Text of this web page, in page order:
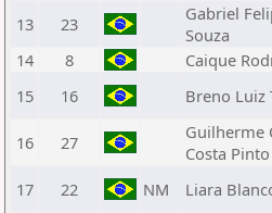
13
23
Gabriel
Souza
14
8 Caique
15
16 Breno Luiz
16 27
Guilherme
Costa Pinto
17 22 NM Liara